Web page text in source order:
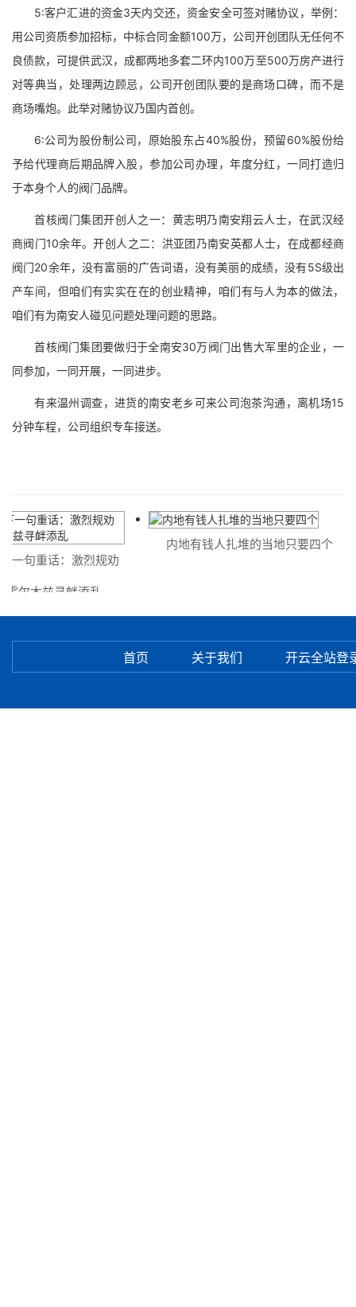
5:客户汇进的资金3天内交还，资金安全可签对赌协议，举例：
用公司资质参加招标，中标合同金额100万，公司开创团队无任何不
良债款，可提供武汉，成都两地多套二环内100万至500万房产进行
对等典当，处理两边顾忌，公司开创团队要的是商场口碑，而不是
商场嘴炮。此举对赌协议乃国内首创。
6:公司为股份制公司，原始股东占40%股份，预留60%股份给
予给代理商后期品牌入股，参加公司办理，年度分红，一同打造归
于本身个人的阀门品牌。
首核阀门集团开创人之一：黄志明乃南安翔云人士，在武汉经
商阀门10余年。开创人之二：洪亚团乃南安英都人士，在成都经商
阀门20余年，没有富丽的广告词语，没有美丽的成绩，没有5S级出
产车间，但咱们有实实在在的创业精神，咱们有与人为本的做法，
咱们有为南安人碰见问题处理问题的思路。
首核阀门集团要做归于全南安30万阀门出售大军里的企业，一
同参加，一同开展，一同进步。
有来温州调查，进货的南安老乡可来公司泡茶沟通，离机场15
分钟车程，公司组织专车接送。
句重话：激烈规劝
尔木兹寻衅添乱
内地有钱人扎堆的当地只要四个
首页 关于我们 开云全站登